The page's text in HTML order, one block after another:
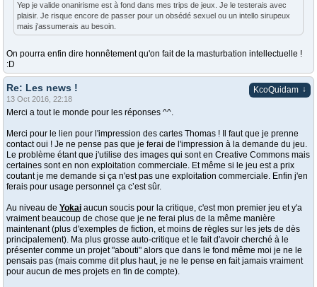
Yep je valide onanirisme est à fond dans mes trips de jeux. Je le testerais avec
plaisir. Je risque encore de passer pour un obsédé sexuel ou un intello sirupeux
mais j'assumerais au besoin.
On pourra enfin dire honnêtement qu'on fait de la masturbation intellectuelle !
:D
KcoQuidam ↓
Re: Les news !
13 Oct 2016, 22:18
Merci a tout le monde pour les réponses ^^.
Merci pour le lien pour l'impression des cartes Thomas ! Il faut que je prenne
contact oui ! Je ne pense pas que je ferai de l'impression à la demande du jeu.
Le problème étant que j'utilise des images qui sont en Creative Commons mais
certaines sont en non exploitation commerciale. Et même si le jeu est a prix
coutant je me demande si ça n'est pas une exploitation commerciale. Enfin j'en
ferais pour usage personnel ça c’est sûr.
Au niveau de Yokai aucun soucis pour la critique, c'est mon premier jeu et y'a
vraiment beaucoup de chose que je ne ferai plus de la même manière
maintenant (plus d'exemples de fiction, et moins de règles sur les jets de dès
principalement). Ma plus grosse auto-critique et le fait d'avoir cherché à le
présenter comme un projet "abouti" alors que dans le fond même moi je ne le
pensais pas (mais comme dit plus haut, je ne le pense en fait jamais vraiment
pour aucun de mes projets en fin de compte).